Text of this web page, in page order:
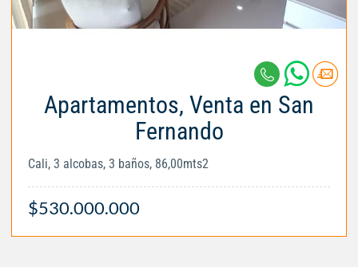
Apartamentos, Venta en San
Fernando
Cali, 3 alcobas, 3 baños, 86,00mts2
$530.000.000